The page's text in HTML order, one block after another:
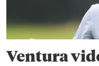
Ventura